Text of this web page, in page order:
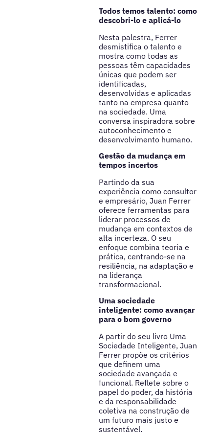
Todos temos talento: como
descobri-lo e aplicá-lo
Nesta palestra, Ferrer
desmistifica o talento e
mostra como todas as
pessoas têm capacidades
únicas que podem ser
identificadas,
desenvolvidas e aplicadas
tanto na empresa quanto
na sociedade. Uma
conversa inspiradora sobre
autoconhecimento e
desenvolvimento humano.
Gestão da mudança em
tempos incertos
Partindo da sua
experiência como consultor
e empresário, Juan Ferrer
oferece ferramentas para
liderar processos de
mudança em contextos de
alta incerteza. O seu
enfoque combina teoria e
prática, centrando-se na
resiliência, na adaptação e
na liderança
transformacional.
Uma sociedade
inteligente: como avançar
para o bom governo
A partir do seu livro Uma
Sociedade Inteligente, Juan
Ferrer propõe os critérios
que definem uma
sociedade avançada e
funcional. Reflete sobre o
papel do poder, da história
e da responsabilidade
coletiva na construção de
um futuro mais justo e
sustentável.